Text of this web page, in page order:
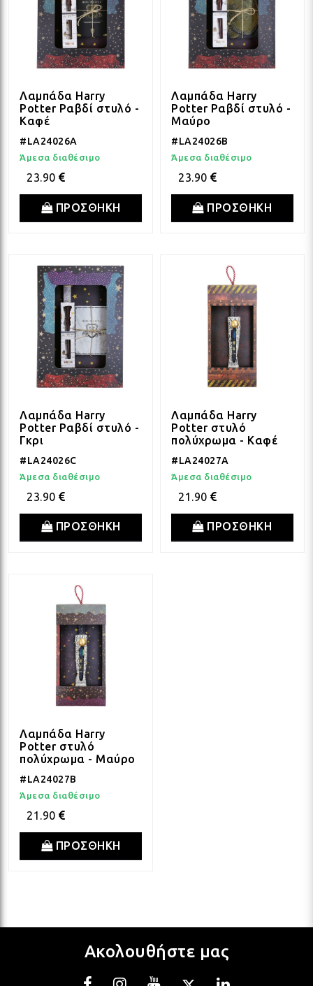
Λαμπάδα Harry
Potter Ραβδί στυλό -
Καφέ
#LA24026A
Άμεσα διαθέσιμο
23.90
ΠΡΟΣΘΗΚΗ
Λαμπάδα Harry
Potter Ραβδί στυλό -
Μαύρο
#LA24026B
Άμεσα διαθέσιμο
23.90
ΠΡΟΣΘΗΚΗ
Λαμπάδα Harry
Potter Ραβδί στυλό -
Γκρι
#LA24026C
Άμεσα διαθέσιμο
23.90
ΠΡΟΣΘΗΚΗ
Λαμπάδα Harry
Potter στυλό
πολύχρωμα - Καφέ
#LA24027A
Άμεσα διαθέσιμο
21.90
ΠΡΟΣΘΗΚΗ
Λαμπάδα Harry
Potter στυλό
πολύχρωμα - Μαύρο
#LA24027B
Άμεσα διαθέσιμο
21.90
ΠΡΟΣΘΗΚΗ
Ακολουθήστε μας